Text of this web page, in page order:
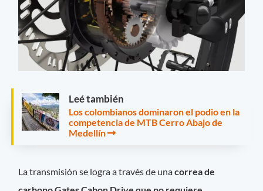
Leé también
Los colombianos dominaron el podio en la
competencia de MTB Cerro Abajo de
Medellín
La transmisión se logra a través de unacorrea de